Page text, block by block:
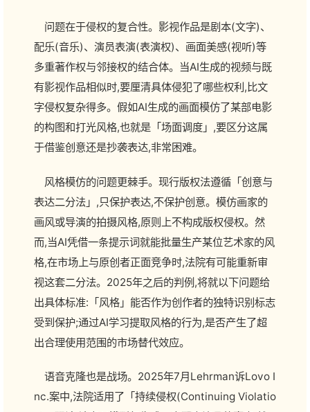
问题在于侵权的复合性。影视作品是剧本(文字)、
配乐(音乐)、演员表演(表演权)、画面美感(视听)等
多重著作权与邻接权的结合体。当AI生成的视频与既
有影视作品相似时,要厘清具体侵犯了哪些权利,比文
字侵权复杂得多。假如AI生成的画面模仿了某部电影
的构图和打光风格,也就是「场面调度」,要区分这属
于借鉴创意还是抄袭表达,非常困难。
风格模仿的问题更棘手。现行版权法遵循「创意与
表达二分法」,只保护表达,不保护创意。模仿画家的
画风或导演的拍摄风格,原则上不构成版权侵权。然
而,当AI凭借一条提示词就能批量生产某位艺术家的风
格,在市场上与原创者正面竞争时,法院有可能重新审
视这套二分法。2025年之后的判例,将就以下问题给
出具体标准:「风格」能否作为创作者的独特识别标志
受到保护;通过AI学习提取风格的行为,是否产生了超
出合理使用范围的市场替代效应。
语音克隆也是战场。2025年7月Lehrman诉Lovo I
nc.案中,法院适用了「持续侵权(Continuing Violatio